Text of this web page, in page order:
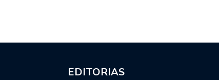
EDITORIAS